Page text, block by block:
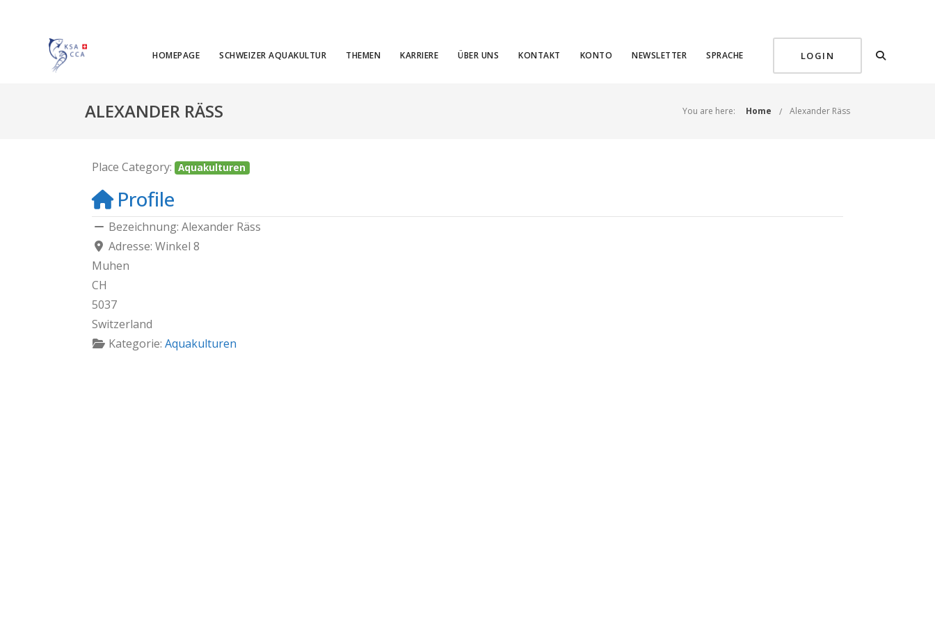
LOGIN
HOMEPAGE SCHWEIZER AQUAKULTUR THEMEN KARRIERE ÜBER UNS KONTAKT KONTO NEWSLETTER SPRACHE
ALEXANDER RÄSS You are here: Home Alexander Räss
Place Category: Aquakulturen
Profile
Bezeichnung: Alexander Räss
Adresse: Winkel 8
Muhen
CH
5037
Switzerland
Kategorie: Aquakulturen